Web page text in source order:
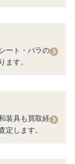
ート・バラの
ます。
装具も買取経
定します。